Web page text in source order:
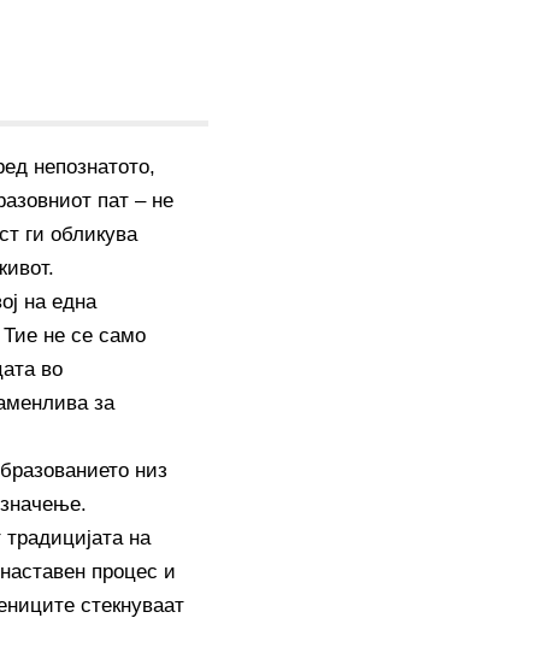
непознатото,
пат – не
ги обликува
на една
Тие не се само
во
за
низ
на
процес и
стекнуваат